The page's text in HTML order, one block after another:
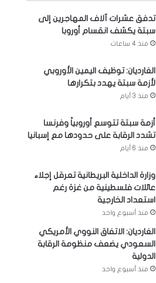
تدفق عشرات آلاف المهاجرين إلى
سبتة يكشف انقسام أوروبا
منذ 4 ساعات
الغارديان: توظيف اليمين الأوروبي
لأزمة سبتة يهدد بتكرارها
منذ 3 أيام
أزمة سبتة تتوسع أوروبياً وفرنسا
تشدد الرقابة على حدودها مع إسبانيا
منذ 6 أيام
وزارة الداخلية البريطانية تعرقل إجلاء
عائلات فلسطينية من غزة رغم
استعداد الخارجية
منذ أسبوع واحد
الغارديان: الاتفاق النووي الأمريكي
السعودي يضعف منظومة الرقابة
الدولية
منذ أسبوع واحد